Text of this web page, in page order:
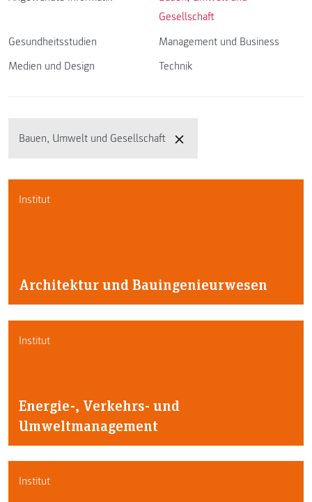
Gesellschaft
Gesundheitsstudien
Management und Business
Medien und Design
Technik
Bauen, Umwelt und Gesellschaft
Institut
Architektur und Bauingenieurwesen
Institut
Energie-, Verkehrs- und
Umweltmanagement
Institut